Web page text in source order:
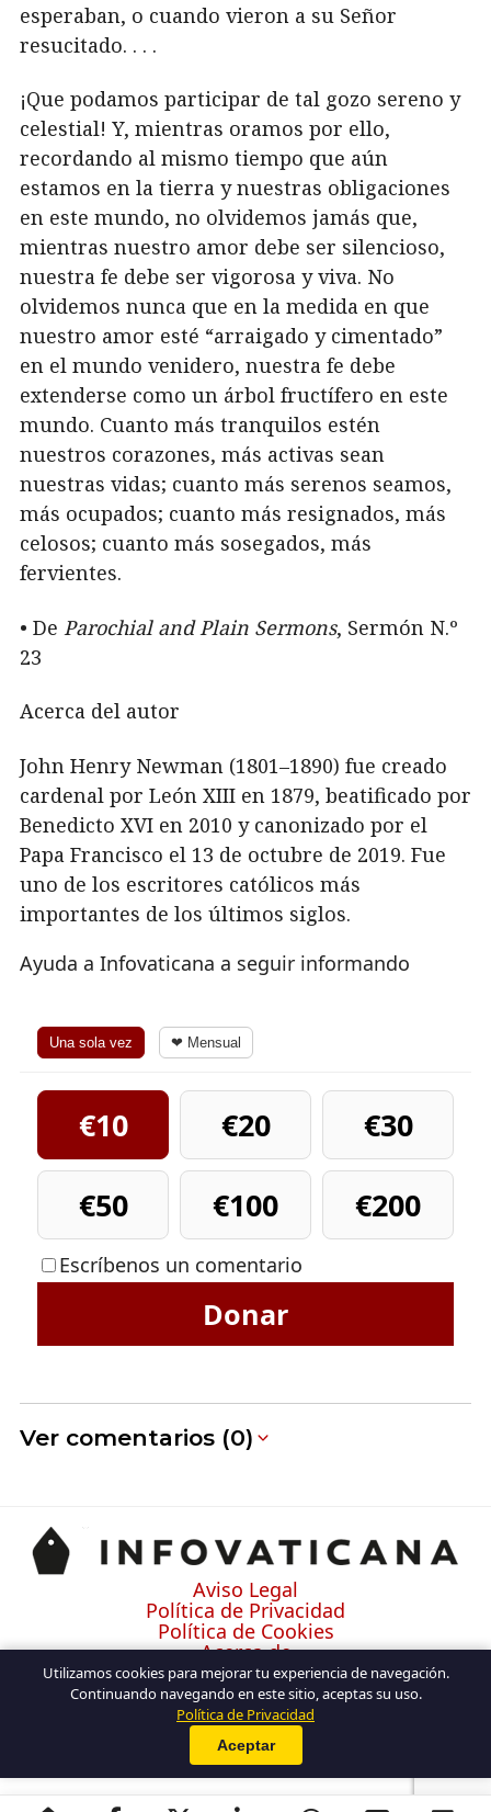
esperaban, o cuando vieron a su Señor
resucitado. . . .
¡Que podamos participar de tal gozo sereno y
celestial! Y, mientras oramos por ello,
recordando al mismo tiempo que aún
estamos en la tierra y nuestras obligaciones
en este mundo, no olvidemos jamás que,
mientras nuestro amor debe ser silencioso,
nuestra fe debe ser vigorosa y viva. No
olvidemos nunca que en la medida en que
nuestro amor esté “arraigado y cimentado”
en el mundo venidero, nuestra fe debe
extenderse como un árbol fructífero en este
mundo. Cuanto más tranquilos estén
nuestros corazones, más activas sean
nuestras vidas; cuanto más serenos seamos,
más ocupados; cuanto más resignados, más
celosos; cuanto más sosegados, más
fervientes.
• De Parochial and Plain Sermons, Sermón N.º
23
Acerca del autor
John Henry Newman (1801–1890) fue creado
cardenal por León XIII en 1879, beatificado por
Benedicto XVI en 2010 y canonizado por el
Papa Francisco el 13 de octubre de 2019. Fue
uno de los escritores católicos más
importantes de los últimos siglos.
Ayuda a Infovaticana a seguir informando
Una sola vez ❤ Mensual
€10 €20
€30
€50
€100 €200
Escríbenos un comentario
Donar
Ver comentarios (0)
Aviso Legal
Política de Privacidad
Política de Cookies
Acerca de
Contacto
Utilizamos cookies para mejorar tu experiencia de navegación.
Continuando navegando en este sitio, aceptas su uso.
Política de Privacidad
Aceptar